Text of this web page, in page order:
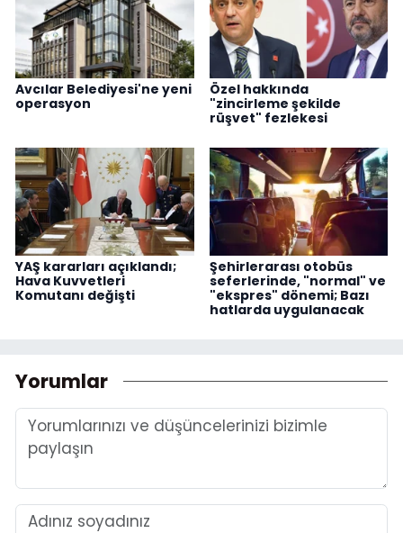
Avcılar Belediyesi'ne yeni
operasyon
Özel hakkında
"zincirleme şekilde
rüşvet" fezlekesi
YAŞ kararları açıklandı;
Hava Kuvvetleri
Komutanı değişti
Şehirlerarası otobüs
seferlerinde, "normal" ve
"ekspres" dönemi; Bazı
hatlarda uygulanacak
Yorumlar